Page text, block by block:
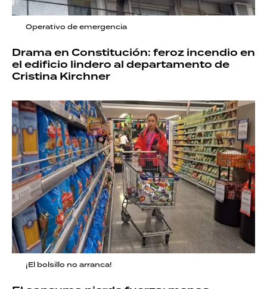
Operativo de emergencia
Drama en Constitución: feroz incendio en
el edificio lindero al departamento de
Cristina Kirchner
¡El bolsillo no arranca!